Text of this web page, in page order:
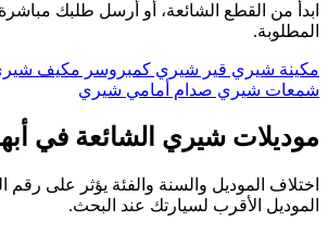
ابدأ من القطع الشائعة، أو أرسل طلبك
المطلوبة.
مكينة شيري قير شيري كمبروسر مكيف
شمعات شيري صدام أمامي شيري
موديلات شيري الشائعة في
اختلاف الموديل والسنة والفئة يؤثر على رقم
الموديل الأقرب لسيارتك عند البحث.